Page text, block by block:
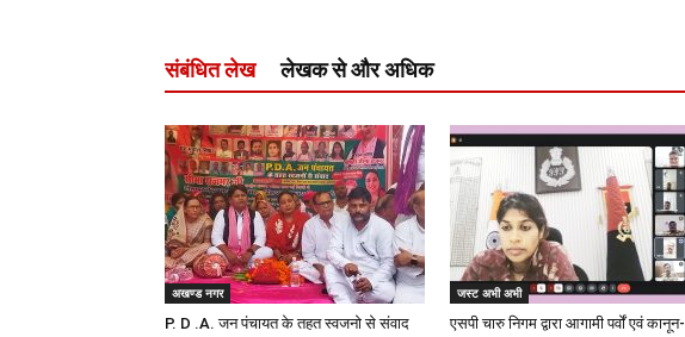
संबंधित लेख लेखक से और अधिक
अखण्ड नगर
P. D .A. जन पंचायत के तहत स्वजनो से संवाद
जस्ट अभी अभी
एसपी चारु निगम द्वारा आगामी पर्वों एवं कानून-